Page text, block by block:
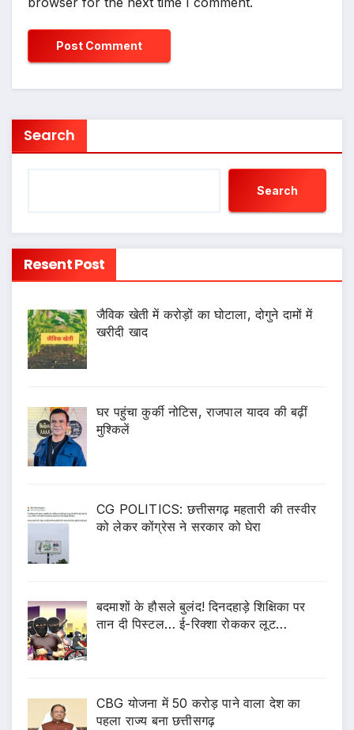
Search
Search
Resent Post
जैविक खेती में करोड़ों का घोटाला, दोगुने दामों में
खरीदी खाद
घर पहुंचा कुर्की नोटिस, राजपाल यादव की बढ़ीं
मुश्किलें
CG POLITICS: छत्तीसगढ़ महतारी की तस्वीर
को लेकर कोंग्रेस ने सरकार को घेरा
बदमाशों के हौसले बुलंद! दिनदहाड़े शिक्षिका पर
तान दी पिस्टल… ई-रिक्शा रोककर लूट…
CBG योजना में 50 करोड़ पाने वाला देश का
पहला राज्य बना छत्तीसगढ़